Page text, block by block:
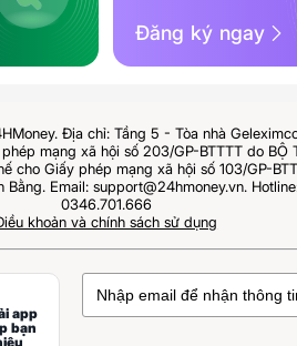
Đăng ký ngay
Địa chỉ: Tầng 5 - Tòa nhà
mạng xã hội số 203/GP-BTTTT do BỘ
cho Giấy phép mạng xã hội số 103/GP-
Email: support@24hmoney.vn.
0346.701.666
khoản và chính sách sử dụng
app
bạn